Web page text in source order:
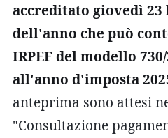
accreditato giovedì
dell'anno che può
IRPEF del modello
all'anno d'imposta
anteprima sono attesi
"Consultazione